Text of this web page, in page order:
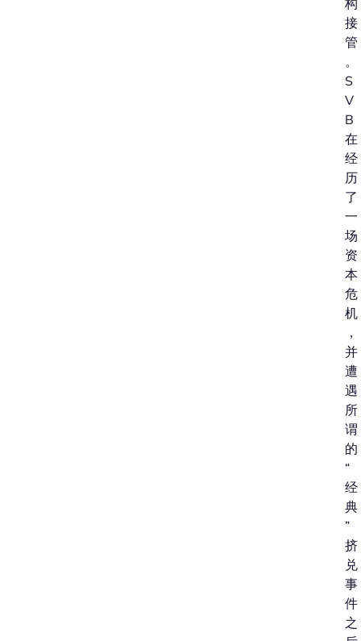
构
接
管
。
S
V
B
在
经
历
了
一
场
资
本
危
机
，
并
遭
遇
所
谓
的
“
经
典
”
挤
兑
事
件
之